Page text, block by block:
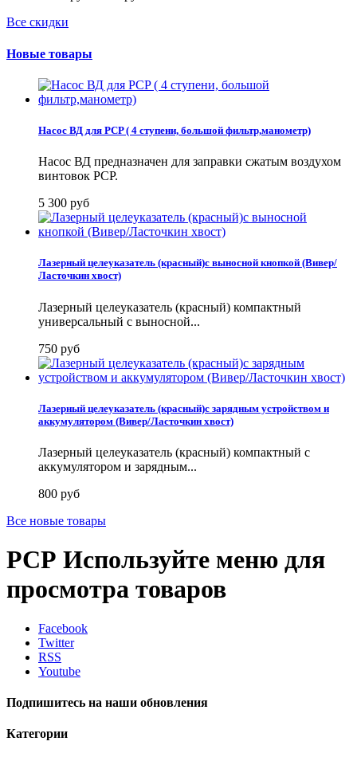
Все скидки
Новые товары
Насос ВД для PCP ( 4 ступени, большой фильтр,манометр)
Насос ВД предназначен для заправки сжатым воздухом
винтовок PCP.
5 300 руб
Лазерный целеуказатель (красный)с выносной кнопкой (Вивер/
Ласточкин хвост)
Лазерный целеуказатель (красный) компактный
универсальный с выносной...
750 руб
Лазерный целеуказатель (красный)с зарядным устройством и
аккумулятором (Вивер/Ласточкин хвост)
Лазерный целеуказатель (красный) компактный с
аккумулятором и зарядным...
800 руб
Все новые товары
PCP Используйте меню для
просмотра товаров
Facebook
Twitter
RSS
Youtube
Подпишитесь на наши обновления
Категории